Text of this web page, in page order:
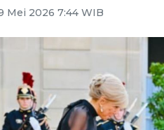
Mei 2026 7:44 WIB